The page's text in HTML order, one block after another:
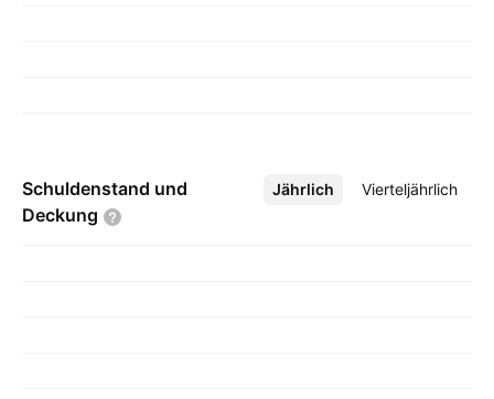
Schuldenstand und
Deckung
Jährlich Vierteljährlich
Mehr